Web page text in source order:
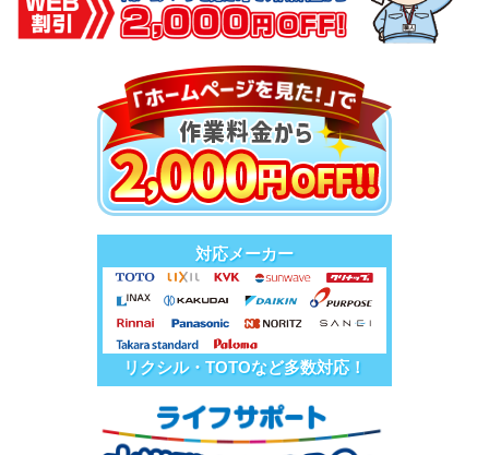
対応メーカー
リクシル・TOTOなど多数対応！